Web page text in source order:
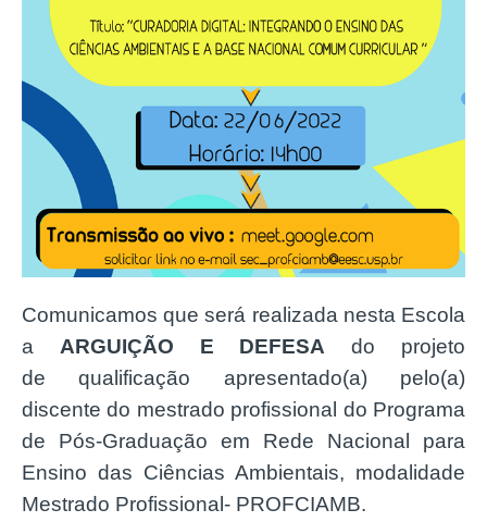
Comunicamos que será realizada nesta Escola
a ARGUIÇÃO E DEFESAdo projeto
de qualificação apresentado(a) pelo(a)
discente do mestrado profissional do Programa
de Pós-Graduação em Rede Nacional para
Ensino das Ciências Ambientais, modalidade
Mestrado Profissional- PROFCIAMB.